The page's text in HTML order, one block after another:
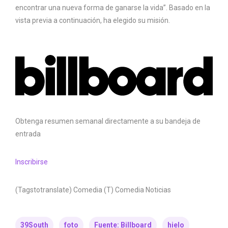
encontrar una nueva forma de ganarse la vida”. Basado en la
vista previa a continuación, ha elegido su misión.
Obtenga resumen semanal directamente a su bandeja de
entrada
Inscribirse
(Tagstotranslate) Comedia (T) Comedia Noticias
39South foto Fuente: Billboard hielo